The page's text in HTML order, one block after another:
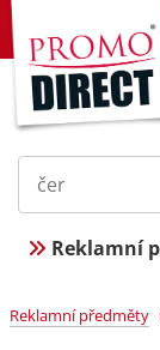
Reklamní
Reklamní předměty